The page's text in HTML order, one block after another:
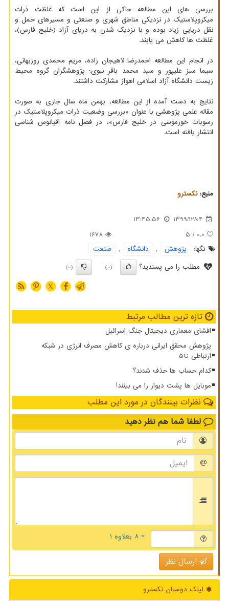
بررسی های این مطالعه حاکی از این است که غلظت ذرات
میکروپلاستیک در نزدیکی مناطق شهری و صنعتی و مسیرهای حمل و
نقل دریایی زیاد بوده و با نزدیک شدن به دریای آزاد (خلیج فارس)،
غلظت ها کاهش می یابند.
در انجام این مطالعه احمدرضا لاهیجان زاده، مریم محمدی روزبهانی،
سیما سبز علیپور و سید محمد باقر نبوی؛ پژوهشگران گروه محیط
زیست دانشگاه آزاد اسلامی اهواز مشارکت داشتند.
نتایج به دست آمده از این مطالعه، بهمن ماه سال جاری به صورت
مقاله علمی پژوهشی با عنوان «بررسی وضعیت ذرات میکروپلاستیک در
رسوبات خورموسی در خلیج فارس»، در فصل نامه اقیانوس شناسی
انتشار یافته است.
منبع:نكسترو
1399/12/04
13:45:56
0.0
/ 5
1678
تگها:
پژوهش , دانشگاه ,
صنعت
مطلب را می پسندید؟
(0)
(0)
X
تازه ترین مطالب مرتبط
افشای معماری دیجیتال جنگ اسرائیل
پژوهش محقق ایرانی درباره ی کاهش مصرف انرژی در شبکه
ارتباطی 5G
کدام حساب ها حذف شدند؟
موبایل ها پشت دیوار را می بینند!
نظرات بینندگان در مورد این مطلب
لطفا شما هم نظر دهید
= ۸ بعلاوه ۱
ارسال نظر
لینک دوستان نكسترو